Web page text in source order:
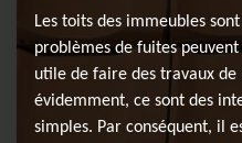
Les toits des immeubles
problèmes de fuites
utile de faire des travaux
évidemment, ce sont des
simples. Par conséquent, il